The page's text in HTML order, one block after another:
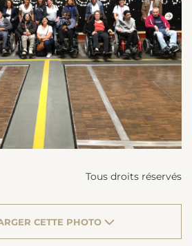
Tous droits réservés
CETTE PHOTO